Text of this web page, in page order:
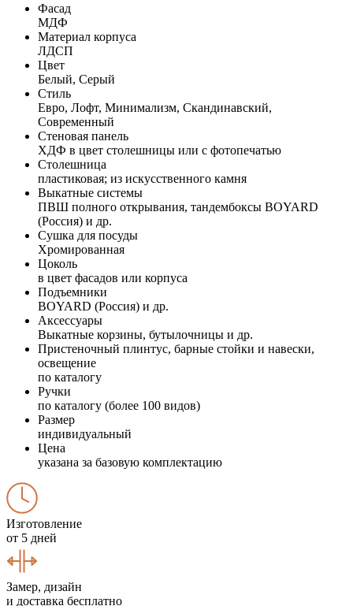
Фасад
МДФ
Материал корпуса
ЛДСП
Цвет
Белый, Серый
Стиль
Евро, Лофт, Минимализм, Скандинавский,
Современный
Стеновая панель
ХДФ в цвет столешницы или с фотопечатью
Столешница
пластиковая; из искусственного камня
Выкатные системы
ПВШ полного открывания, тандембоксы BOYARD
(Россия) и др.
Сушка для посуды
Хромированная
Цоколь
в цвет фасадов или корпуса
Подъемники
BOYARD (Россия) и др.
Аксессуары
Выкатные корзины, бутылочницы и др.
Пристеночный плинтус, барные стойки и навески,
освещение
по каталогу
Ручки
по каталогу (более 100 видов)
Размер
индивидуальный
Цена
указана за базовую комплектацию
Изготовление
от 5 дней
Замер, дизайн
и доставка бесплатно